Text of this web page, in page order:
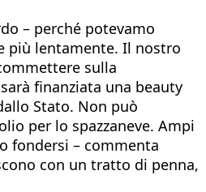
– perché potevamo
più lentamente. Il nostro
sulla
finanziata una beauty
Stato. Non può
per lo spazzaneve. Ampi
fondersi – commenta
con un tratto di penna,